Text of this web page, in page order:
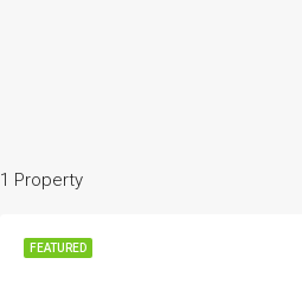
1 Property
FEATURED